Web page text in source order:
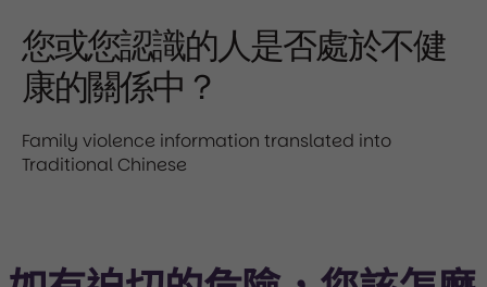
您或您認識的人是否處於不健
康的關係中？
Family violence information translated into
Traditional Chinese